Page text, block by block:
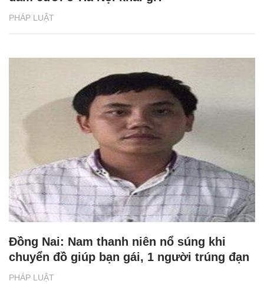
PHÁP LUẬT
PHÁP LUẬT
Đồng Nai: Nam thanh niên nổ súng khi
chuyển đồ giúp bạn gái, 1 người trúng đạn